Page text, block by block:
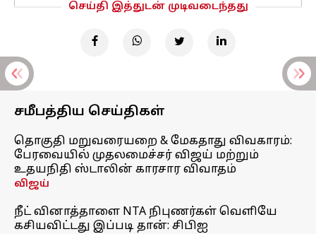
செய்தி இத்துடன் முடிவடைந்தது
சமீபத்திய செய்திகள்
தொகுதி மறுவரையறை & மேகதாது விவகாரம்:
பேரவையில் முதலமைச்சர் விஜய் மற்றும்
உதயநிதி ஸ்டாலின் காரசார விவாதம்
விஜய்
நீட் வினாத்தாளை NTA நிபுணர்கள் வெளியே
கசியவிட்டது இப்படி தான்: சிபிஐ